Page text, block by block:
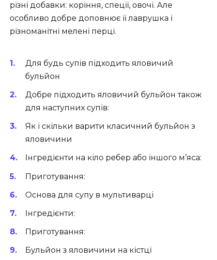
різні добавки: коріння, спеції, овочі. Але
особливо добре доповнює її лаврушка і
різноманітні мелені перці.
Для будь супів підходить яловичий
бульйон
Добре підходить яловичий бульйон також
для наступних супів:
Як і скільки варити класичний бульйон з
яловичини
Інгредієнти на кіло ребер або іншого м’яса:
Приготування:
Основа для супу в мультиварці
Інгредієнти:
Приготування:
Бульйон з яловичини на кістці